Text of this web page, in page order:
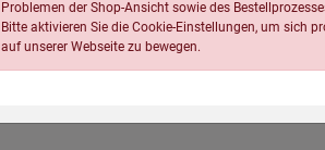
Problemen der Shop-Ansicht sowie des
Bitte aktivieren Sie die Cookie-Einstellungen, um sich
auf unserer Webseite zu bewegen.